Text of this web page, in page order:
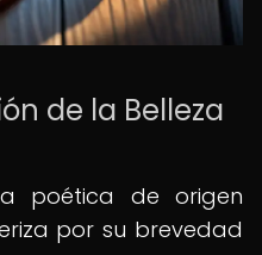
de la Belleza
poética de origen
por su brevedad